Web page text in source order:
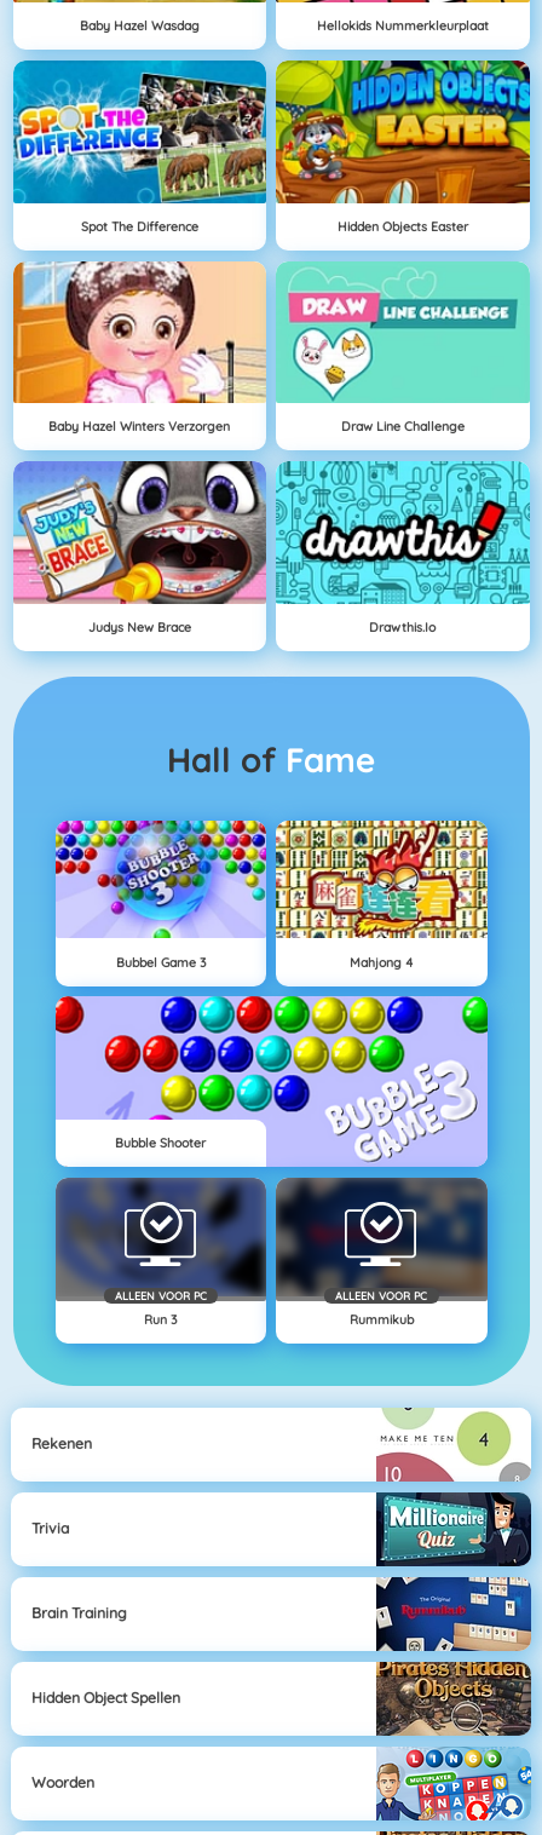
Baby Hazel Wasdag Hellokids Nummerkleurplaat
Spot The Difference Hidden Objects Easter
Baby Hazel Winters Verzorgen Draw Line Challenge
Judys New Brace Drawthis.io
Hall of Fame
Bubbel Game 3 Mahjong 4
Bubble Shooter
ALLEEN VOOR PC
Run 3
ALLEEN VOOR PC
Rummikub
Rekenen
Trivia
Brain Training
Hidden Object Spellen
Woorden